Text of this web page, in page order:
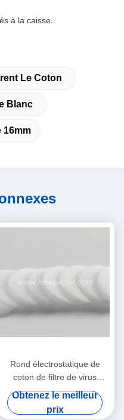
à la caisse.
Le Coton
Blanc
16mm
Rond électrostatique de
coton de filtre de virus
bactérien de HME HMEF
Obtenez le meilleur
prix